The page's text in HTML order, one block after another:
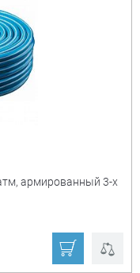
армированный 3-х